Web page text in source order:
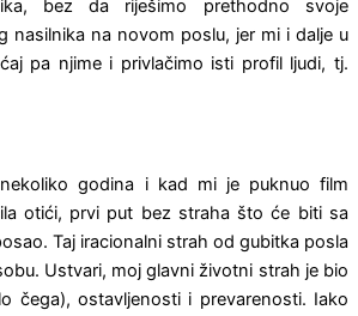
bez da riješimo prethodno svoje
nasilnika na novom poslu, jer mi i dalje u
pa njime i privlačimo isti profil ljudi, tj.
godina i kad mi je puknuo film
otići, prvi put bez straha što će biti sa
Taj iracionalni strah od gubitka posla
Ustvari, moj glavni životni strah je bio
čega), ostavljenosti i prevarenosti. Iako